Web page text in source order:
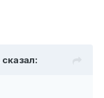
сказал: